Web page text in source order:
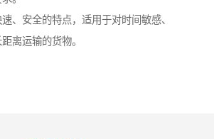
、安全的特点，适用于对时间敏感、
离运输的货物。